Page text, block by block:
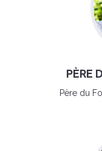
PÈRE
Père du